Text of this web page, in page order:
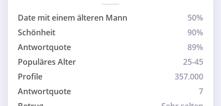
Date mit einem älteren Mann
50%
Schönheit
90%
Antwortquote
89%
Populäres Alter
25-45
Profile
357.000
Antwortquote
7